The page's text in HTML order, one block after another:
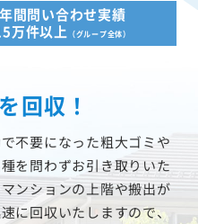
年間問い合わせ実績
万件以上
（グループ全体）
回収！
不要になった粗大ゴミや
を問わずお引き取りいた
ンションの上階や搬出が
に回収いたしますので、